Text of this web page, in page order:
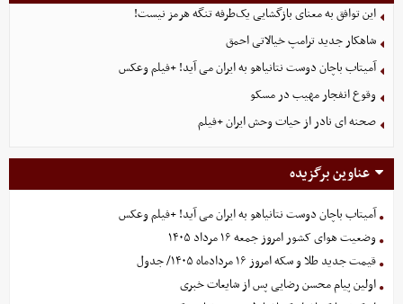
این توافق به معنای بازگشایی یک‌طرفه تنگه هرمز نیست!
شاهکار جدید ترامپ خیالاتی احمق
آمیتاب باچان دوست نتانیاهو به ایران می آید! +فیلم وعکس
وقوع انفجار مهیب در مسکو
صحنه ای نادر از حیات وحش ایران +فیلم
عناوین برگزیده
آمیتاب باچان دوست نتانیاهو به ایران می آید! +فیلم وعکس
وضعیت هوای کشور امروز جمعه ۱۶ مرداد ۱۴۰۵
قیمت جدید طلا و سکه امروز ۱۶ مردادماه ۱۴۰۵/ جدول
اولین پیام محسن رضایی پس از شایعات خبری